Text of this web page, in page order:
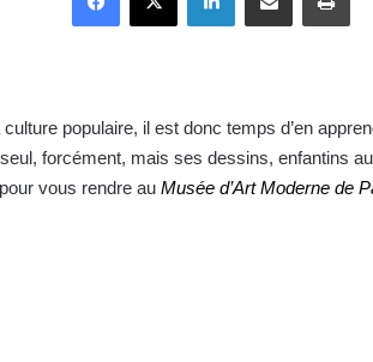
culture populaire, il est donc temps d’en
forcément, mais ses dessins, enfantins
vous rendre au Musée d’Art Moderne de